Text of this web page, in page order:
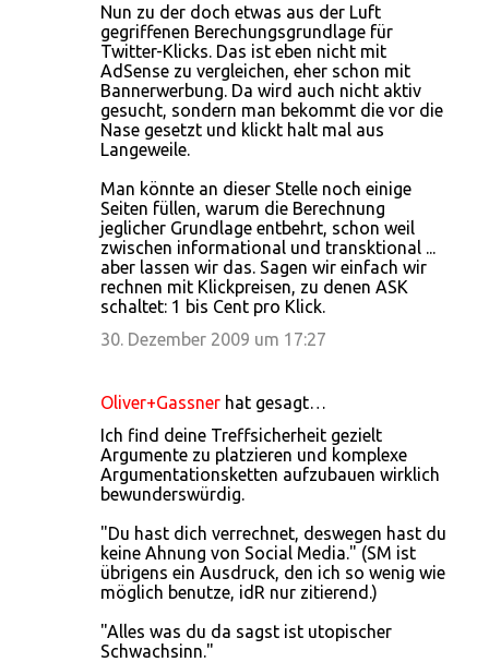
Nun zu der doch etwas aus der Luft
gegriffenen Berechungsgrundlage für
Twitter-Klicks. Das ist eben nicht mit
AdSense zu vergleichen, eher schon mit
Bannerwerbung. Da wird auch nicht aktiv
gesucht, sondern man bekommt die vor die
Nase gesetzt und klickt halt mal aus
Langeweile.
Man könnte an dieser Stelle noch einige
Seiten füllen, warum die Berechnung
jeglicher Grundlage entbehrt, schon weil
zwischen informational und transktional ...
aber lassen wir das. Sagen wir einfach wir
rechnen mit Klickpreisen, zu denen ASK
schaltet: 1 bis Cent pro Klick.
30. Dezember 2009 um 17:27
Oliver+Gassner hat gesagt…
Ich find deine Treffsicherheit gezielt
Argumente zu platzieren und komplexe
Argumentationsketten aufzubauen wirklich
bewunderswürdig.
"Du hast dich verrechnet, deswegen hast du
keine Ahnung von Social Media." (SM ist
übrigens ein Ausdruck, den ich so wenig wie
möglich benutze, idR nur zitierend.)
"Alles was du da sagst ist utopischer
Schwachsinn."